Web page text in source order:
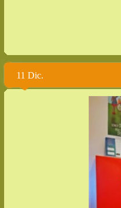
11 Dic.